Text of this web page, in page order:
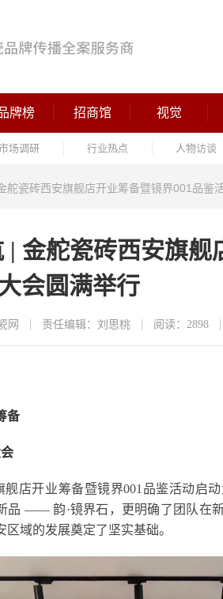
牌榜 招商馆 视觉
场调研 行业热点 人物访谈
舵瓷砖西安旗舰店开业筹备暨镜界001品鉴
| 金舵瓷砖西安旗舰
会圆满举行
网 责任编辑：刘思桃 阅读：2898
备
舰店开业筹备暨镜界001品鉴活动启
品 —— 韵·镜界石，更明确了团队在
域的发展奠定了坚实基础。